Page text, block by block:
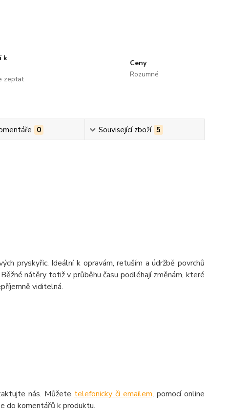
k
zeptat
Ceny
Rozumné
0 Související zboží 5
pryskyřic. Ideální k opravám, retuším a údržbě povrchů
nátěry totiž v průběhu času podléhají změnám, které
viditelná.
nás. Můžete telefonicky či emailem, pomocí online
do komentářů k produktu.